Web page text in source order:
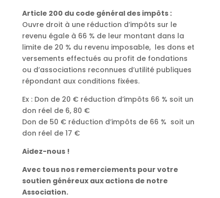
Article 200 du code général des impôts :
Ouvre droit à une réduction d’impôts sur le
revenu égale à 66 % de leur montant dans la
limite de 20 % du revenu imposable, les dons et
versements effectués au profit de fondations
ou d’associations reconnues d’utilité publiques
répondant aux conditions fixées.
Ex : Don de 20 € réduction d’impôts 66 % soit un
don réel de 6, 80 €
Don de 50 € réduction d’impôts de 66 % soit un
don réel de 17 €
Aidez-nous !
Avec tous nos remerciements pour votre
soutien généreux aux actions de notre
Association.